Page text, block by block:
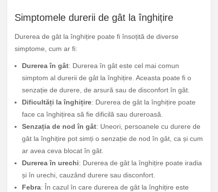
Simptomele durerii de gât la înghițire
Durerea de gât la înghițire poate fi însoțită de diverse
simptome, cum ar fi:
Durerea în gât: Durerea în gât este cel mai comun
simptom al durerii de gât la înghițire. Aceasta poate fi o
senzație de durere, de arsură sau de disconfort în gât.
Dificultăți la înghițire: Durerea de gât la înghițire poate
face ca înghițirea să fie dificilă sau dureroasă.
Senzația de nod în gât: Uneori, persoanele cu durere de
gât la înghițire pot simți o senzație de nod în gât, ca și cum
ar avea ceva blocat în gât.
Durerea în urechi: Durerea de gât la înghițire poate iradia
și în urechi, cauzând durere sau disconfort.
Febra: În cazul în care durerea de gât la înghițire este